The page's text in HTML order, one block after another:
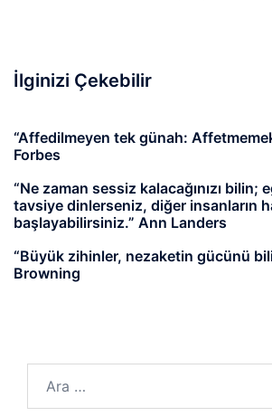
İlginizi Çekebilir
“Affedilmeyen tek günah:
Forbes
“Ne zaman sessiz kalacağınızı bilin;
tavsiye dinlerseniz, diğer insanların
başlayabilirsiniz.” Ann Landers
“Büyük zihinler, nezaketin gücünü
Browning